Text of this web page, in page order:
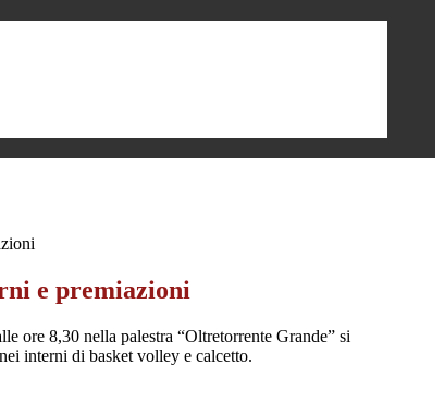
e premiazioni
ore 8,30 nella palestra “Oltretorrente Grande” si
interni di basket volley e calcetto.